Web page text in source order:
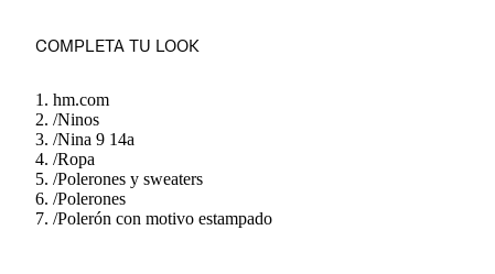
COMPLETA TU LOOK
hm.com
/Ninos
/Nina 9 14a
/Ropa
/Polerones y sweaters
/Polerones
/Polerón con motivo estampado